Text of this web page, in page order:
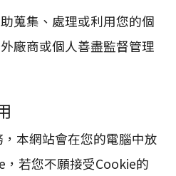
蒐集、處理或利用您的個
廠商或個人善盡監督管理
本網站會在您的電腦中放
若您不願接受Cookie的